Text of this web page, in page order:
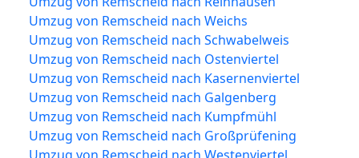
Umzug von Remscheid nach Weichs
Umzug von Remscheid nach Schwabelweis
Umzug von Remscheid nach Ostenviertel
Umzug von Remscheid nach Kasernenviertel
Umzug von Remscheid nach Galgenberg
Umzug von Remscheid nach Kumpfmühl
Umzug von Remscheid nach Großprüfening
Umzug von Remscheid nach Westenviertel